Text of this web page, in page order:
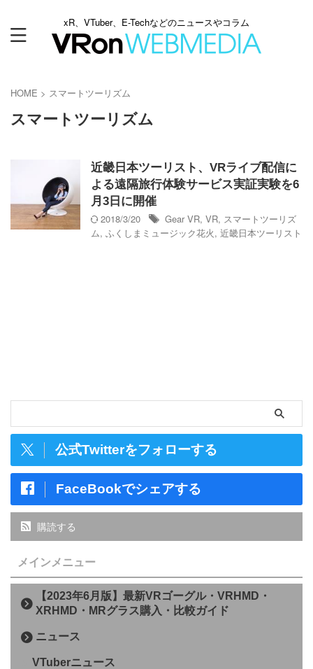
xR、VTuber、E-Techなどのニュースやコラム
HOME > スマートツーリズム
スマートツーリズム
近畿日本ツーリスト、VRライブ配信に
よる遠隔旅行体験サービス実証実験を6
月3日に開催
2018/3/20
Gear VR, VR, スマートツーリズ
ム, ふくしまミュージック花火, 近畿日本ツーリスト
公式Twitterをフォローする
FaceBookでシェアする
購読する
メインメニュー
【2023年6月版】最新VRゴーグル・VRHMD・
XRHMD・MRグラス購入・比較ガイド
ニュース
VTuberニュース